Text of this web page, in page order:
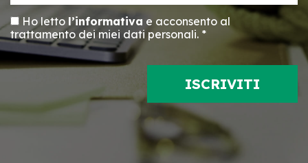
Ho letto l’informativa e acconsento al
trattamento dei miei dati personali. *